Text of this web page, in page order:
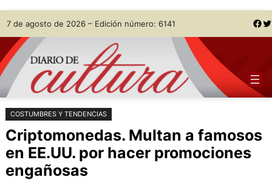
Saltar
al
contenido
Skip
to
content
7 de agosto de 2026 – Edición número: 6141 Facebook Twitter
COSTUMBRES Y TENDENCIAS
Criptomonedas. Multan a famosos
en EE.UU. por hacer promociones
engañosas